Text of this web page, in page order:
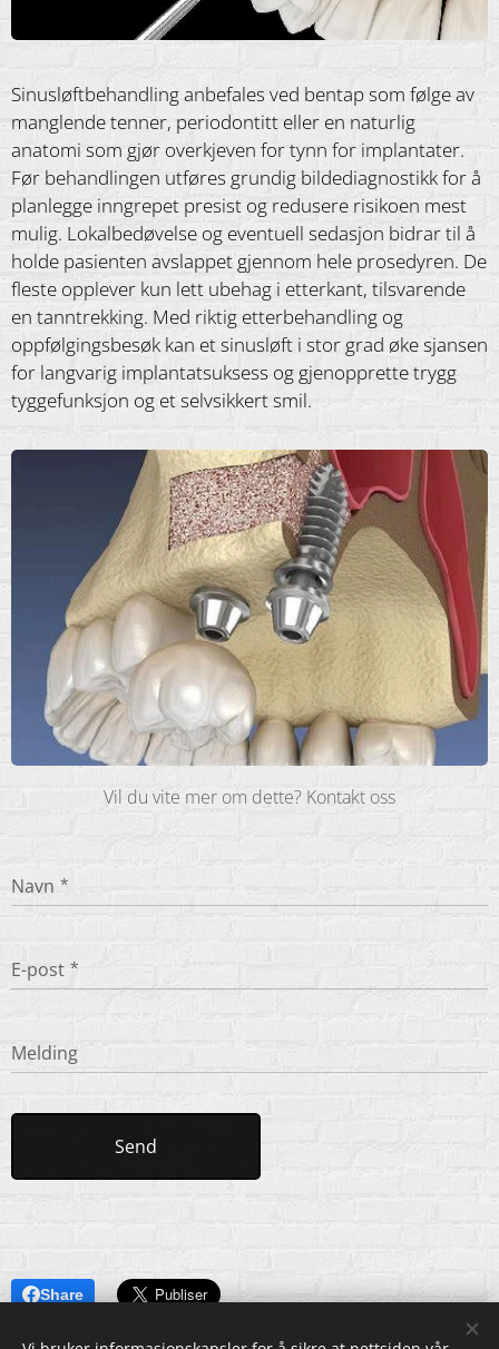
Sinusløftbehandling anbefales ved bentap som følge av
manglende tenner, periodontitt eller en naturlig
anatomi som gjør overkjeven for tynn for implantater.
Før behandlingen utføres grundig bildediagnostikk for å
planlegge inngrepet presist og redusere risikoen mest
mulig. Lokalbedøvelse og eventuell sedasjon bidrar til å
holde pasienten avslappet gjennom hele prosedyren. De
fleste opplever kun lett ubehag i etterkant, tilsvarende
en tanntrekking. Med riktig etterbehandling og
oppfølgingsbesøk kan et sinusløft i stor grad øke sjansen
for langvarig implantatsuksess og gjenopprette trygg
tyggefunksjon og et selvsikkert smil.
Vil du vite mer om dette? Kontakt oss
Navn
E-post
Melding
Send
Share